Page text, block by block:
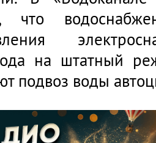
что
на штатный
подвоз воды